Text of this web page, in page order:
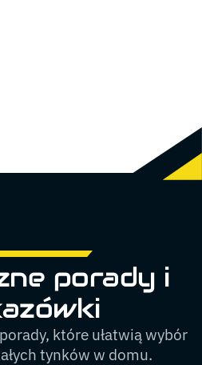
porady i
które ułatwią wybór
tynków w domu.